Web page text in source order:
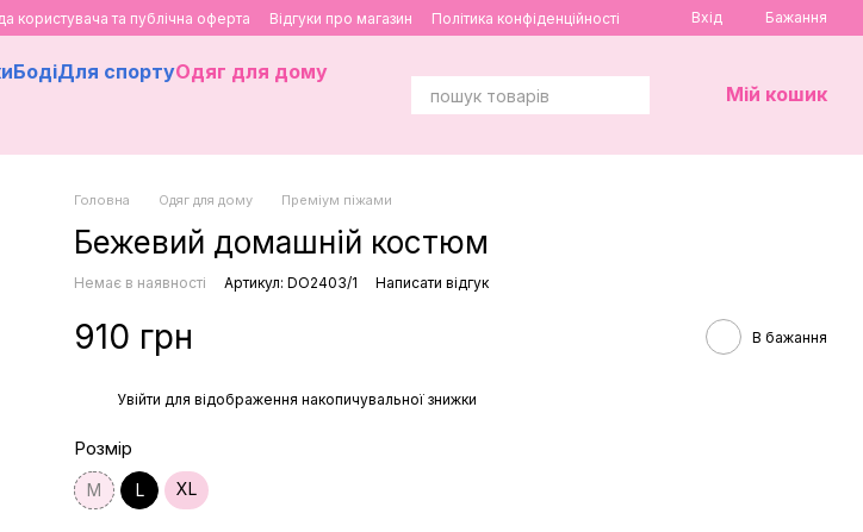
користувача та публічна оферта Відгуки про магазин Політика конфіденційності Вхід Бажання
БодіДля спортуОдяг для дому
Мій кошик
Головна Одяг для дому Преміум піжами
Бежевий домашній костюм
Немає в наявності Артикул: DO2403/1 Написати відгук
910 грн В бажання
Увійти для відображення накопичувальної знижки
Розмір
M L XL